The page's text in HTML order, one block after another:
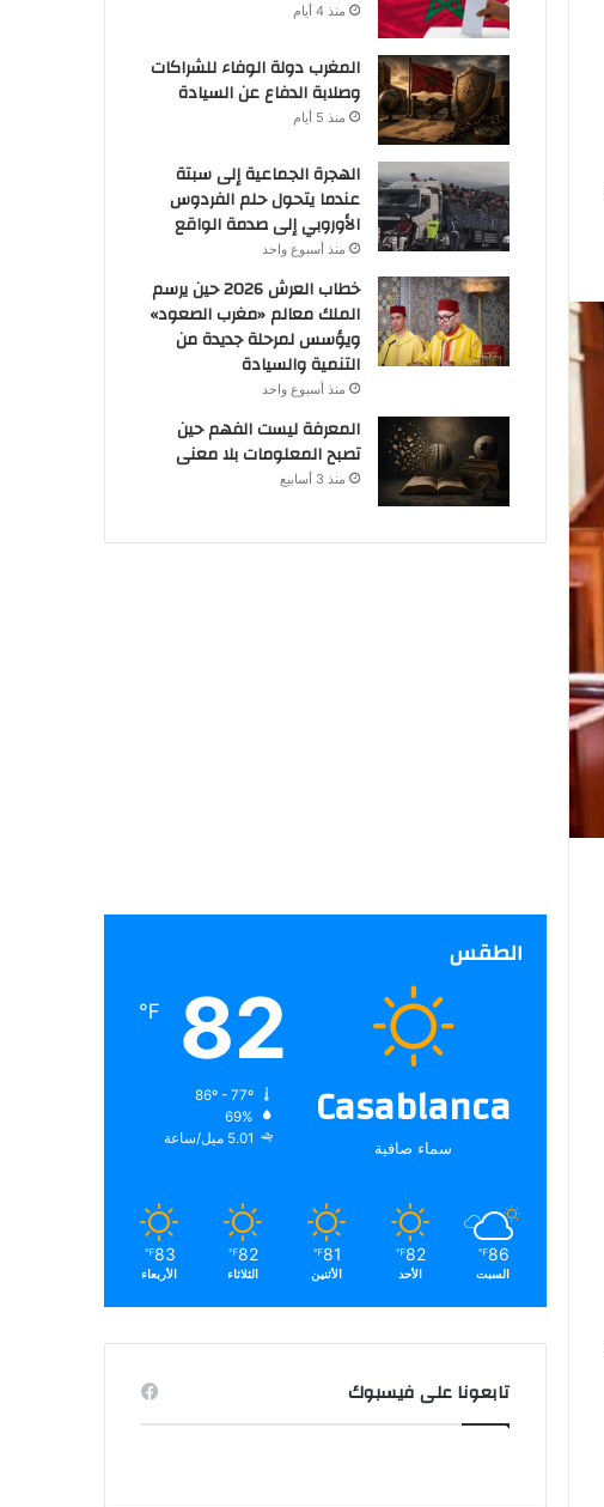
منذ 4 أيام
المغرب دولة الوفاء للشراكات
وصلابة الدفاع عن السيادة
منذ 5 أيام
الهجرة الجماعية إلى سبتة
عندما يتحول حلم الفردوس
الأوروبي إلى صدمة الواقع
منذ أسبوع واحد
خطاب العرش 2026 حين يرسم
الملك معالم «مغرب الصعود»
ويؤسس لمرحلة جديدة من
التنمية والسيادة
منذ أسبوع واحد
المعرفة ليست الفهم حين
تصبح المعلومات بلا معنى
منذ 3 أسابيع
الطقس
Casablanca
سماء صافية
82
℉
69%
5.01 ميل/ساعة
86
℉
السبت
82
℉
الأحد
81
℉
الأثنين
82
℉
الثلاثاء
83
℉
الأربعاء
تابعونا على فيسبوك